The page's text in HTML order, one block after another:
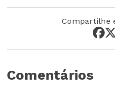
Compartilhe
Comentários